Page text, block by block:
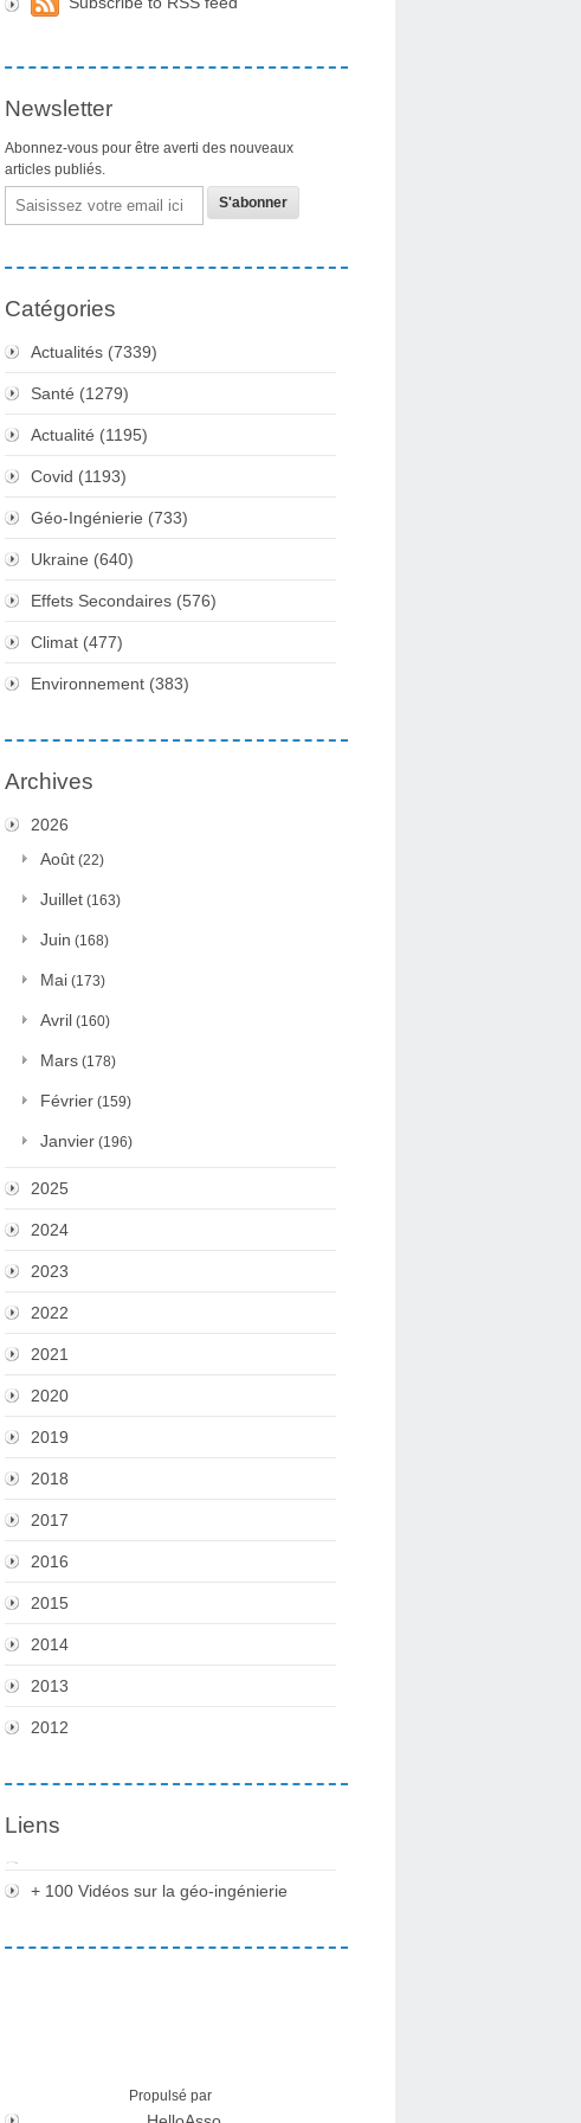
Newsletter
Abonnez-vous pour être averti des nouveaux
articles publiés.
Email
Catégories
Actualités (7339)
Santé (1279)
Actualité (1195)
Covid (1193)
Géo-Ingénierie (733)
Ukraine (640)
Effets Secondaires (576)
Climat (477)
Environnement (383)
Archives
2026
Août (22)
Juillet (163)
Juin (168)
Mai (173)
Avril (160)
Mars (178)
Février (159)
Janvier (196)
2025
2024
2023
2022
2021
2020
2019
2018
2017
2016
2015
2014
2013
2012
Liens
+ 100 Vidéos sur la géo-ingénierie
Propulsé par